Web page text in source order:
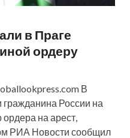
в Праге
ордеру
В
России на
на арест,
РИА Новости сообщил